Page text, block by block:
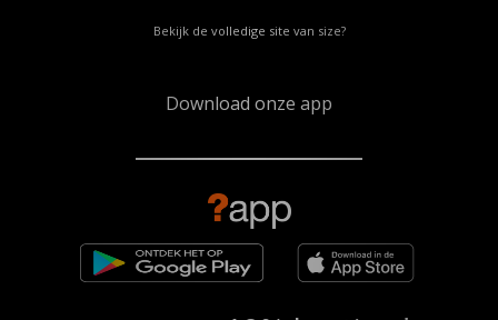
Bekijk de volledige site van size?
Download onze app